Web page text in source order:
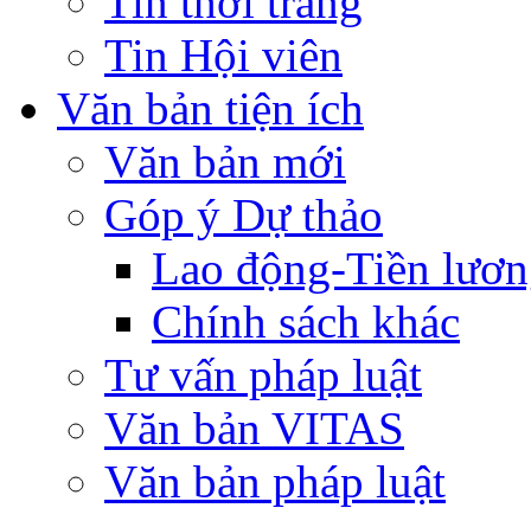
Tin Hội viên
Văn bản tiện ích
Văn bản mới
Góp ý Dự thảo
Lao động-Tiền
Chính sách khác
Tư vấn pháp luật
Văn bản VITAS
Văn bản pháp luật